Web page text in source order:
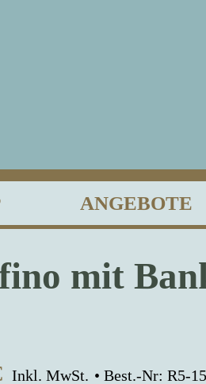
ANGEBOTE
mit
Inkl. MwSt. Best.-Nr: R5-